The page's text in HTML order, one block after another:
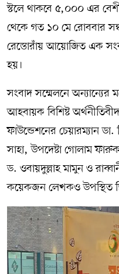
স্টলে থাকবে ৫,০০০ এর
থেকে গত ১০ মে রোববার
রেস্তোরাঁয় আয়োজিত এক
হয়।
সংবাদ সম্মেলনে অন্যান্যের
আহবায়ক বিশিষ্ট
ফাউন্ডেশনের চেয়ারম্যান
সাহা, উপদেষ্টা গোলাম
ড. ওবায়দুল্লাহ মামুন ও
কয়েকজন লেখকও উপস্থিত